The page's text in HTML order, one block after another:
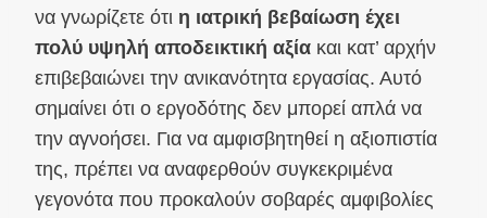
να γνωρίζετε ότι η ιατρική βεβαίωση έχει
πολύ υψηλή αποδεικτική αξία και κατ’ αρχήν
επιβεβαιώνει την ανικανότητα εργασίας. Αυτό
σημαίνει ότι ο εργοδότης δεν μπορεί απλά να
την αγνοήσει. Για να αμφισβητηθεί η αξιοπιστία
της, πρέπει να αναφερθούν συγκεκριμένα
γεγονότα που προκαλούν σοβαρές αμφιβολίες